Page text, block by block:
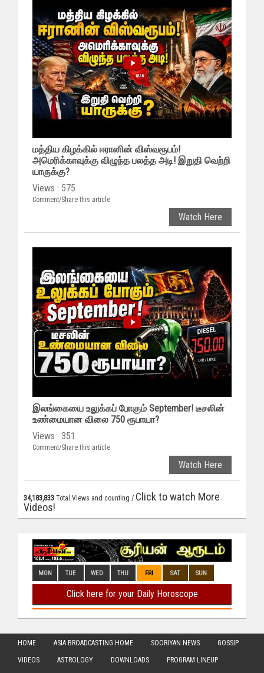
மத்திய கிழக்கில் ஈரானின் விஸ்வரூபம்!
அமெரிக்காவுக்கு விழுந்த பலத்த அடி! இறுதி வெற்றி
யாருக்கு?
Views : 575
Comment/Share this article
Watch Here
இலங்கையை உலுக்கப் போகும் September! டீசலின்
உண்மையான விலை 750 ரூபாயா?
Views : 351
Comment/Share this article
Watch Here
34,183,833 Total Views and counting / Click to watch More
Videos!
HOME ASIA BROADCASTING HOME SOORIYAN NEWS GOSSIP
VIDEOS ASTROLOGY DOWNLOADS PROGRAM LINEUP